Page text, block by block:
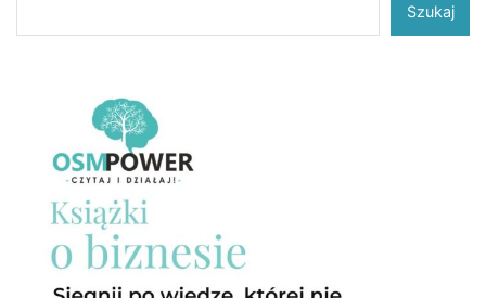
Szukaj